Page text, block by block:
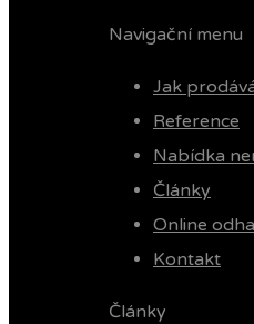
Navigační menu
Jak
Reference
Nabídka
Články
Online
Kontakt
Články